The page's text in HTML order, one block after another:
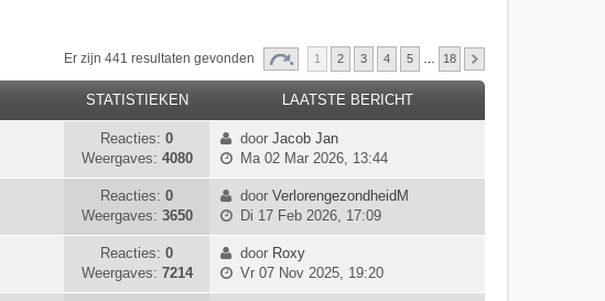
Er zijn 441 resultaten gevonden 1 2 3 4 5 18
STATISTIEKEN LAATSTE BERICHT
Reacties: 0
Weergaves: 4080
door Jacob Jan
B
k
i
j
l
a
Ma 02 Mar 2026, 13:44
Reacties: 0
Weergaves: 3650
door VerlorengezondheidM
j
Di 17 Feb 2026, 17:09
Reacties: 0
Weergaves: 7214
door Roxy
B
Vr 07 Nov 2025, 19:20